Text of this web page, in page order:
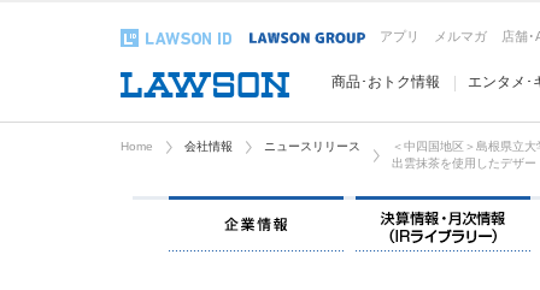
アプリ メルマガ 店舗･
商品･おトク情報 エンタメ･
Home 会社情報 ニュースリリース
＜中四国地区＞島根県立
出雲抹茶を使用したデザ
企業情報